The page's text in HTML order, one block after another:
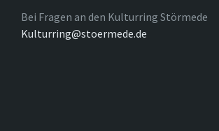
Bei Fragen an den Kulturring Störmede
Kulturring@stoermede.de